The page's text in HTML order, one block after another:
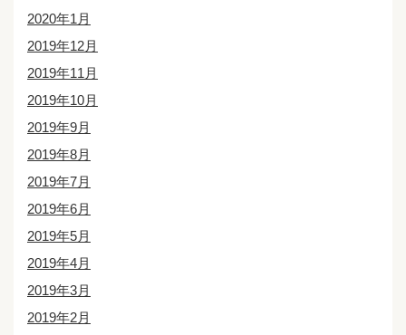
2020年1月
2019年12月
2019年11月
2019年10月
2019年9月
2019年8月
2019年7月
2019年6月
2019年5月
2019年4月
2019年3月
2019年2月